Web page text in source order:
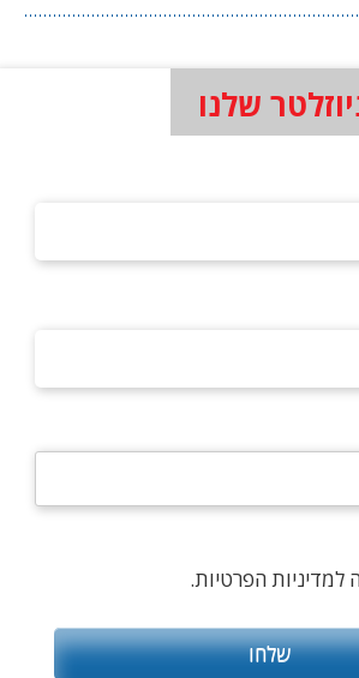
שלנו
למדיניות הפרטיות.